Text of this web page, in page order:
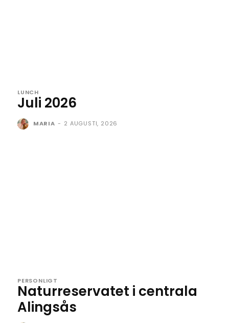
LUNCH
Juli 2026
MARIA - 2 AUGUSTI, 2026
PERSONLIGT
Naturreservatet i centrala
Alingsås